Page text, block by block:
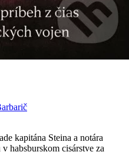
kapitána Steina a notára
habsburskom cisárstve za